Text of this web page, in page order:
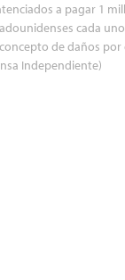
a pagar 1
cada
de daños por
Independiente)